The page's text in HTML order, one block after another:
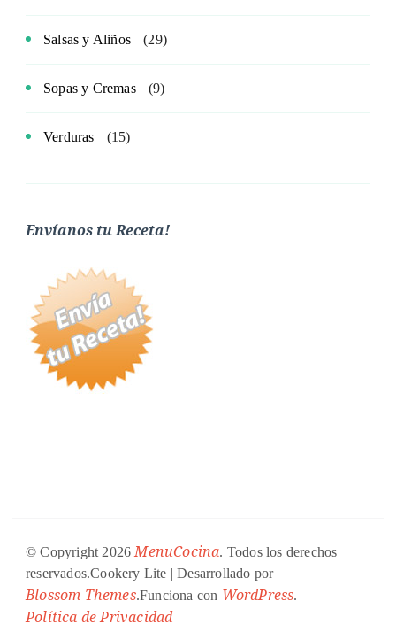
Salsas y Aliños (29)
Sopas y Cremas (9)
Verduras (15)
Envíanos tu Receta!
© Copyright 2026 MenuCocina. Todos los derechos
reservados.Cookery Lite | Desarrollado por
Blossom Themes.Funciona con WordPress.
Política de Privacidad